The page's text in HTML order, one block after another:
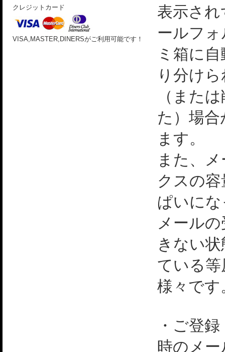
クレジットカード
VISA,MASTER,DINERSがご利用可能です！
表示さ
ールフ
ミ箱に
り分け
（また
た）場
ます。
また、
クスの
ぱいに
メール
きない
ている
様々です
・ご登
時のメ